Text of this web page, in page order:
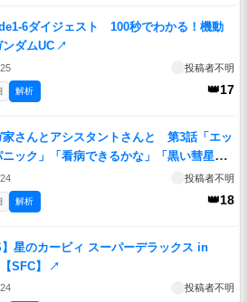
6ダイジェスト 100秒でわかる！機動
ダムUC ↗
投稿者不明
👑17
解析
家さんとアシスタントさんと 第3話「エッ
ニック」「看病できるかな」「黒い彗星現
投稿者不明
👑18
解析
】星のカービィ スーパーデラックス in
SFC】
↗
投稿者不明